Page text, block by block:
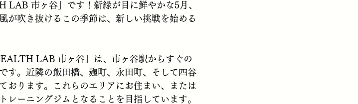
LAB 市ヶ谷」です！新緑が目に鮮やかな5月、
が吹き抜けるこの季節は、新しい挑戦を始める
LAB 市ヶ谷」は、市ヶ谷駅からすぐの
す。近隣の飯田橋、麹町、永田町、そして四谷
おります。これらのエリアにお住まい、または
レーニングジムとなることを目指しています。